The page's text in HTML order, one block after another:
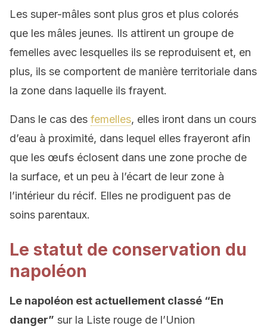
Les super-mâles sont plus gros et plus colorés
que les mâles jeunes. Ils attirent un groupe de
femelles avec lesquelles ils se reproduisent et, en
plus, ils se comportent de manière territoriale dans
la zone dans laquelle ils frayent.
Dans le cas des femelles, elles iront dans un cours
d’eau à proximité, dans lequel elles frayeront afin
que les œufs éclosent dans une zone proche de
la surface, et un peu à l’écart de leur zone à
l’intérieur du récif. Elles ne prodiguent pas de
soins parentaux.
Le statut de conservation du
napoléon
Le napoléon est actuellement classé “En
danger” sur la Liste rouge de l’Union